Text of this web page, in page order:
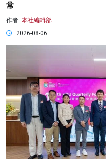
常
作者: 本社編輯部
2026-08-06